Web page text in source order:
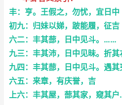
丰：亨。王假之，勿忧，宜日中
初九：归妹以娣，跛能履，征吉
六二：丰其蔀，日中见斗。……
九三：丰其沛，日中见昧。折其
九四：丰其蔀，日中见斗。遇其
六五：来章，有庆誉，吉
上六：丰其屋，蔀其家，窥其